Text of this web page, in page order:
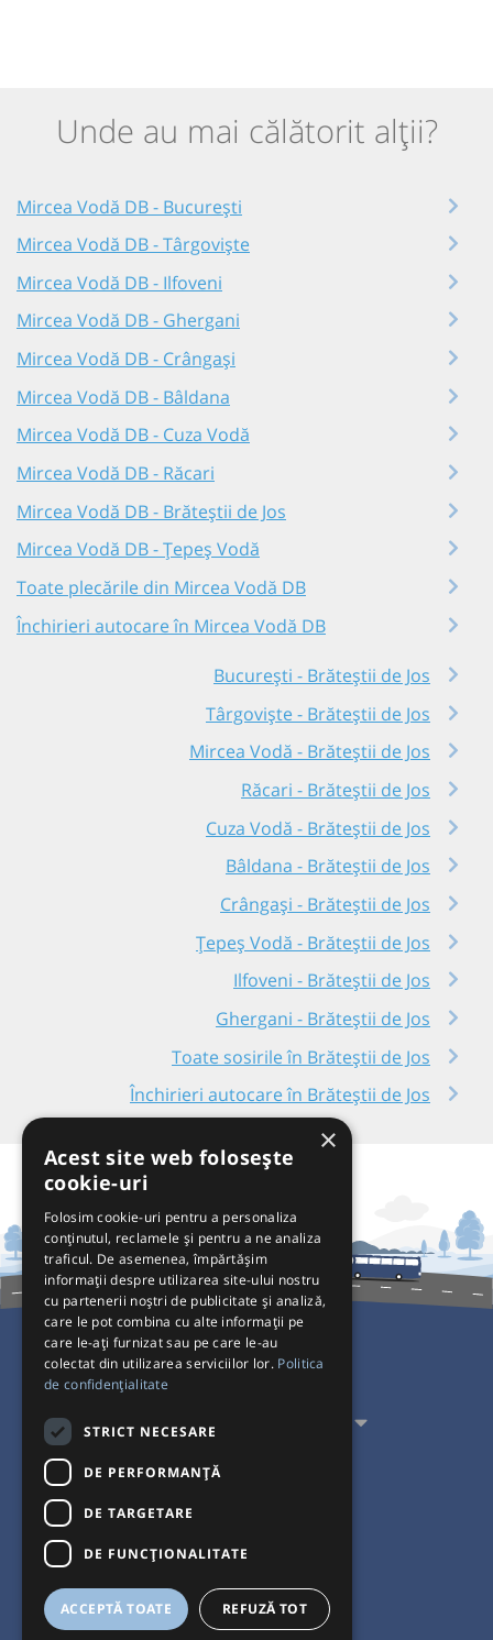
Unde au mai călătorit alții?
Mircea Vodă DB - București
Mircea Vodă DB - Târgoviște
Mircea Vodă DB - Ilfoveni
Mircea Vodă DB - Ghergani
Mircea Vodă DB - Crângași
Mircea Vodă DB - Bâldana
Mircea Vodă DB - Cuza Vodă
Mircea Vodă DB - Răcari
Mircea Vodă DB - Brăteștii de Jos
Mircea Vodă DB - Țepeș Vodă
Toate plecările din Mircea Vodă DB
Închirieri autocare în Mircea Vodă DB
București - Brăteștii de Jos
Târgoviște - Brăteștii de Jos
Mircea Vodă - Brăteștii de Jos
Răcari - Brăteștii de Jos
Cuza Vodă - Brăteștii de Jos
Bâldana - Brăteștii de Jos
Crângași - Brăteștii de Jos
Țepeș Vodă - Brăteștii de Jos
Ilfoveni - Brăteștii de Jos
Ghergani - Brăteștii de Jos
Toate sosirile în Brăteștii de Jos
Închirieri autocare în Brăteștii de Jos
Pentru Călători
Pentru Transportatori
Interacționăm
Acceptăm plăți cu
×
Acest site web folosește
cookie-uri
Folosim cookie-uri pentru a personaliza
conținutul, reclamele și pentru a ne analiza
traficul. De asemenea, împărtășim
informații despre utilizarea site-ului nostru
cu partenerii noștri de publicitate și analiză,
care le pot combina cu alte informații pe
care le-ați furnizat sau pe care le-au
colectat din utilizarea serviciilor lor. Politica
de confidențialitate
STRICT NECESARE
DE PERFORMANȚĂ
DE TARGETARE
DE FUNCŢIONALITATE
ACCEPTĂ TOATE REFUZĂ TOT